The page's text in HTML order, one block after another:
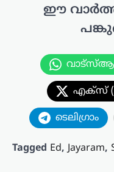
ഈ
എക്സ്
ടെലിഗ്രാം
Tagged Ed,Jayaram,